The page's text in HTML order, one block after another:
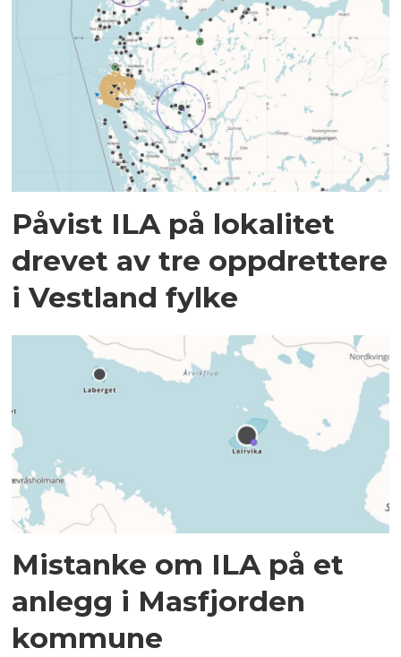
Påvist ILA på lokalitet
drevet av tre oppdrettere
i Vestland fylke
Mistanke om ILA på et
anlegg i Masfjorden
kommune